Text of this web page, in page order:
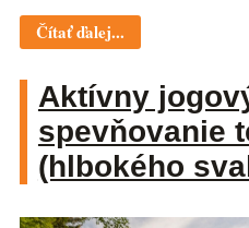
Čítať ďalej...
Aktívny
spevňovanie
(hlbokého